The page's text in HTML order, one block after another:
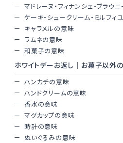
マドレーヌ・フィナンシェ・ブラウ
ケーキ・シュークリーム・ミルフィ
キャラメルの意味
ラムネの意味
和菓子の意味
ホワイトデーお返し｜お菓子以外
ハンカチの意味
ハンドクリームの意味
香水の意味
マグカップの意味
時計の意味
ぬいぐるみの意味